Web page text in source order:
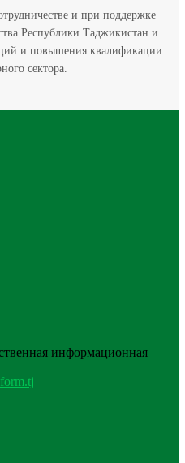
и при поддержке
Республики Таджикистан и
и повышения квалификации
сектора.
информационная